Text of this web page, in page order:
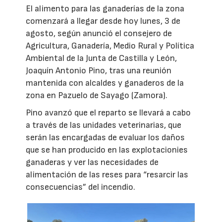
El alimento para las ganaderías de la zona
comenzará a llegar desde hoy lunes, 3 de
agosto, según anunció el consejero de
Agricultura, Ganadería, Medio Rural y Política
Ambiental de la Junta de Castilla y León,
Joaquín Antonio Pino, tras una reunión
mantenida con alcaldes y ganaderos de la
zona en Pazuelo de Sayago (Zamora).
Pino avanzó que el reparto se llevará a cabo
a través de las unidades veterinarias, que
serán las encargadas de evaluar los daños
que se han producido en las explotacionies
ganaderas y ver las necesidades de
alimentación de las reses para “resarcir las
consecuencias” del incendio.